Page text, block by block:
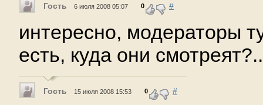
Гость 6 июля 2008 05:07 0 #
интересно, модераторы
есть, куда они
Гость 15 июля 2008 15:53 0 #